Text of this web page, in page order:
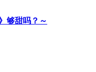
够甜吗？～